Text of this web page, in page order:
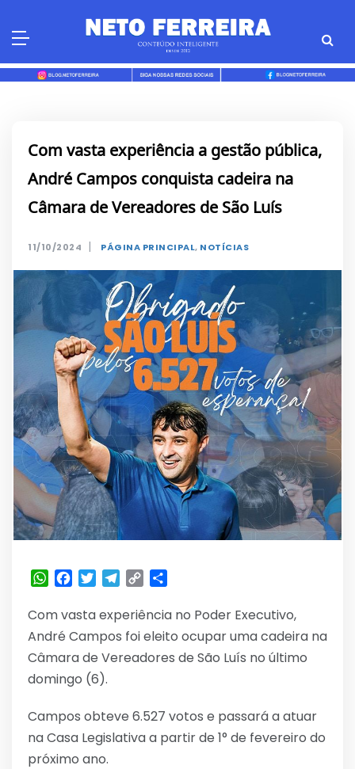
Com vasta experiência a gestão pública,
André Campos conquista cadeira na
Câmara de Vereadores de São Luís
11/10/2024 | PÁGINA PRINCIPAL, NOTÍCIAS
WhatsApp
Facebook
TwitterTelegram
Copy
Com vasta experiência no Poder Executivo,
André Campos foi eleito ocupar uma cadeira na
Câmara de Vereadores de São Luís no último
domingo (6).
Campos obteve 6.527 votos e passará a atuar
na Casa Legislativa a partir de 1° de fevereiro do
próximo ano.